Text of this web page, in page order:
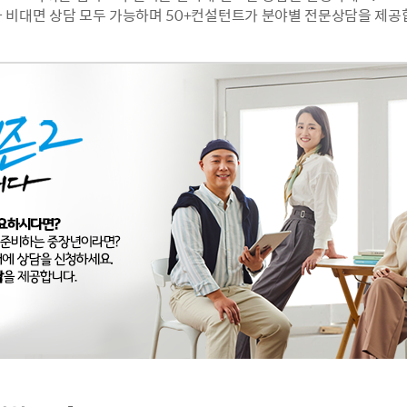
비대면 상담 모두 가능하며 50+컨설턴트가 분야별 전문상담을 제공